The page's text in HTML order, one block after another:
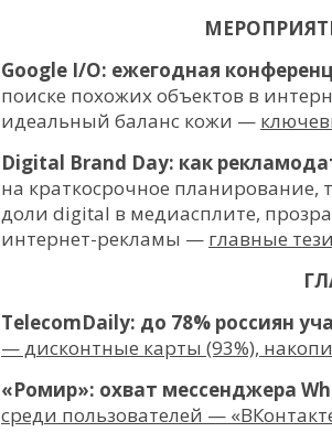
Google I/O: ежегодная
поиске похожих объектов в
идеальный баланс кожи —
Digital Brand Day: как
на краткосрочное планирование,
доли digital в медиасплите,
интернет-рекламы — главные
TelecomDaily: до 78% россиян
— дисконтные карты (93%),
«Ромир»: охват мессенджера
среди пользователей —